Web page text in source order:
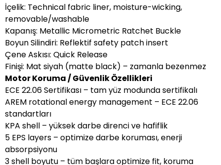
İçelik: Technical fabric liner, moisture-wicking,
removable/washable
Kapanış: Metallic Micrometric Ratchet Buckle
Boyun Silindiri: Reflektif safety patch insert
Çene Askısı: Quick Release
Finişi: Mat siyah (matte black) – zamanla bezenmez
Motor Koruma / Güvenlik Özellikleri
ECE 22.06 Sertifikası – tam yüz modunda sertifikalı
AREM rotational energy management – ECE 22.06
standartları
KPA shell – yüksek darbe direnci ve hafiflik
5 EPS layers – optimize darbe koruması, enerji
absorpsiyonu
3 shell boyutu – tüm başlara optimize fit, koruma